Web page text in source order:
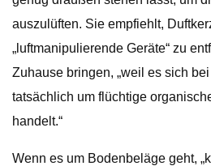
auszulüften. Sie empfiehlt,
„luftmanipulierende Geräte“ zu
Zuhause bringen, „weil es sich
tatsächlich um flüchtige
handelt.“
Wenn es um Bodenbeläge geht,